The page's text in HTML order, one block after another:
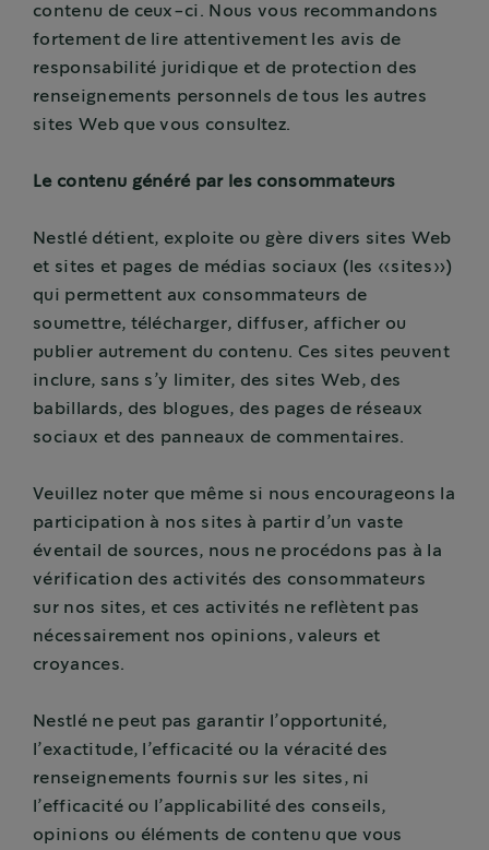
contenu de ceux-ci. Nous vous recommandons
fortement de lire attentivement les avis de
responsabilité juridique et de protection des
renseignements personnels de tous les autres
sites Web que vous consultez.
Le contenu généré par les consommateurs
Nestlé détient, exploite ou gère divers sites Web
et sites et pages de médias sociaux (les «sites»)
qui permettent aux consommateurs de
soumettre, télécharger, diffuser, afficher ou
publier autrement du contenu. Ces sites peuvent
inclure, sans s’y limiter, des sites Web, des
babillards, des blogues, des pages de réseaux
sociaux et des panneaux de commentaires.
Veuillez noter que même si nous encourageons la
participation à nos sites à partir d’un vaste
éventail de sources, nous ne procédons pas à la
vérification des activités des consommateurs
sur nos sites, et ces activités ne reflètent pas
nécessairement nos opinions, valeurs et
croyances.
Nestlé ne peut pas garantir l’opportunité,
l’exactitude, l’efficacité ou la véracité des
renseignements fournis sur les sites, ni
l’efficacité ou l’applicabilité des conseils,
opinions ou éléments de contenu que vous